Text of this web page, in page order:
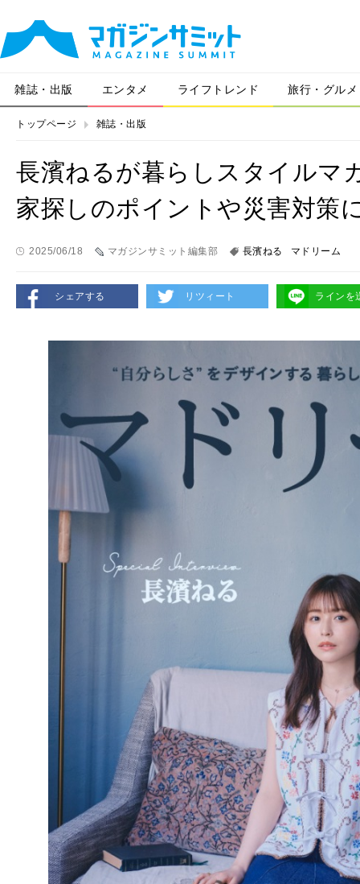
雑誌・出版 エンタメ ライフトレンド 旅行・グルメ
トップページ 雑誌・出版
長濱ねるが暮らしスタイルマ
家探しのポイントや災害対策
2025/06/18 マガジンサミット編集部 長濱ねる マドリーム
シェアする リツィート ラインを